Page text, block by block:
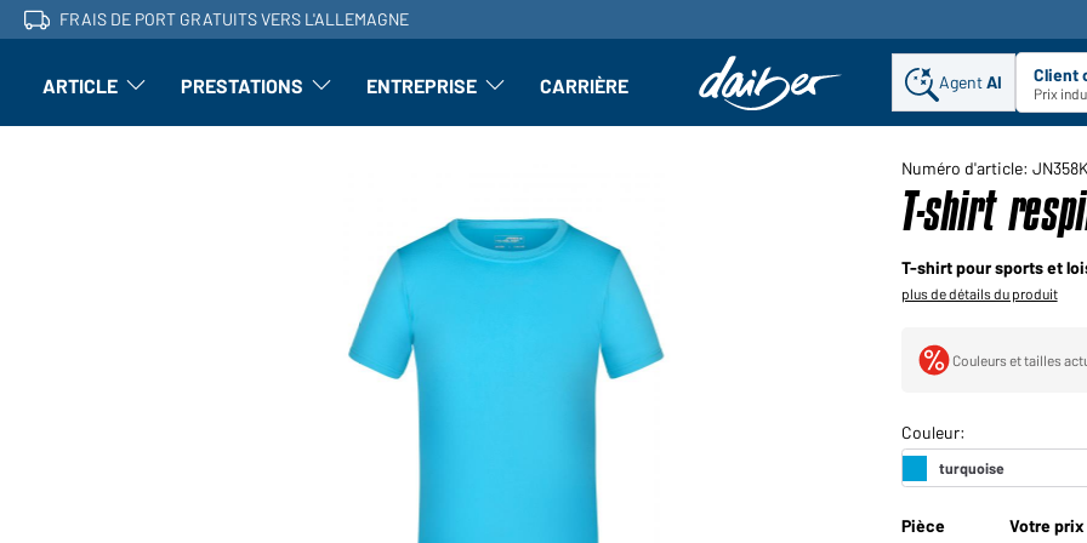
FRAIS DE PORT GRATUITS VERS L'ALLEMAGNE
ARTICLE l'article : Ouvrir le sous-menu
PRESTATIONS Perfectionnement : ouvrir le sous-menu
ENTREPRISE L'entreprise : Ouvrir le sous-menu
CARRIÈRE AgentAI Client
Prix
Numéro d'article: JN358K
T-shirt
T-shirt pour sports et
plus de détails du produit
Couleurs et tailles
Pièce Votre